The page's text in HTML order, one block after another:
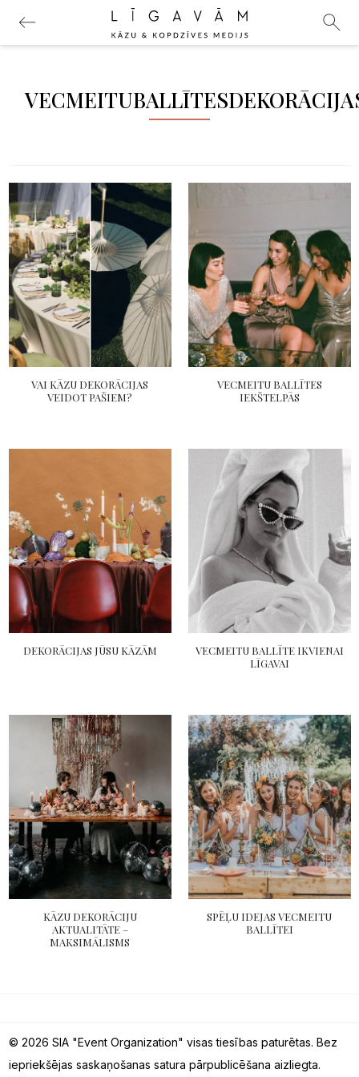
VAI KĀZU DEKORĀCIJAS
VEIDOT PAŠIEM?
VECMEITU BALLĪTES
IEKŠTELPĀS
DEKORĀCIJAS JŪSU KĀZĀM
VECMEITU BALLĪTE IKVIENAI
LĪGAVAI
KĀZU DEKORĀCIJU
AKTUALITĀTE –
MAKSIMĀLISMS
SPĒĻU IDEJAS VECMEITU
BALLĪTEI
© 2026 SIA "Event Organization" visas tiesības paturētas. Bez
iepriekšējas saskaņošanas satura pārpublicēšana aizliegta.